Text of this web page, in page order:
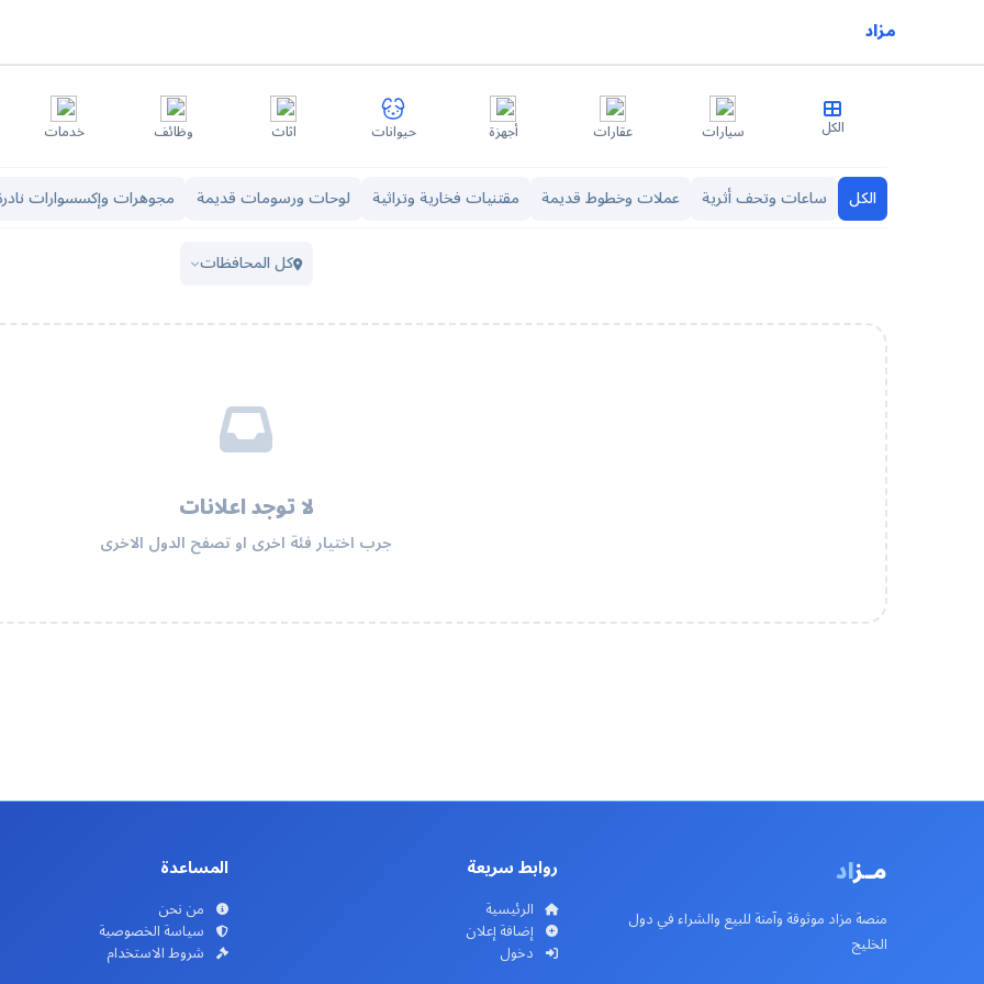
مزاد
الكل سيارات عقارات أجهزة حيوانات اثاث وظائف خدمات
الكل ساعات وتحف أثرية عملات وخطوط قديمة مقتنيات فخارية وتراثية لوحات ورسومات قديمة مجوهرات وإكسسوارات
كل المحافظات
لا توجد اعلانات
جرب اختيار فئة اخرى او تصفح الدول الاخرى
مـزاد
منصة مزاد موثوقة وآمنة للبيع والشراء في دول
الخليج
روابط سريعة
الرئيسية
إضافة إعلان
دخول
المساعدة
من نحن
سياسة الخصوصية
شروط الاستخدام